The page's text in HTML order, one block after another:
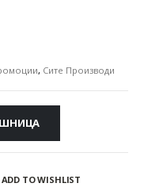
, Сите Производи
ADD TO WISHLIST